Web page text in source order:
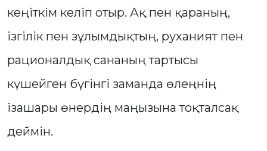
кеңіткім келіп отыр. Ақ пен қараның,
ізгілік пен зұлымдықтың, руханият пен
рационалдық сананың тартысы
күшейген бүгінгі заманда өлеңнің
ізашары өнердің маңызына тоқталсақ
деймін.